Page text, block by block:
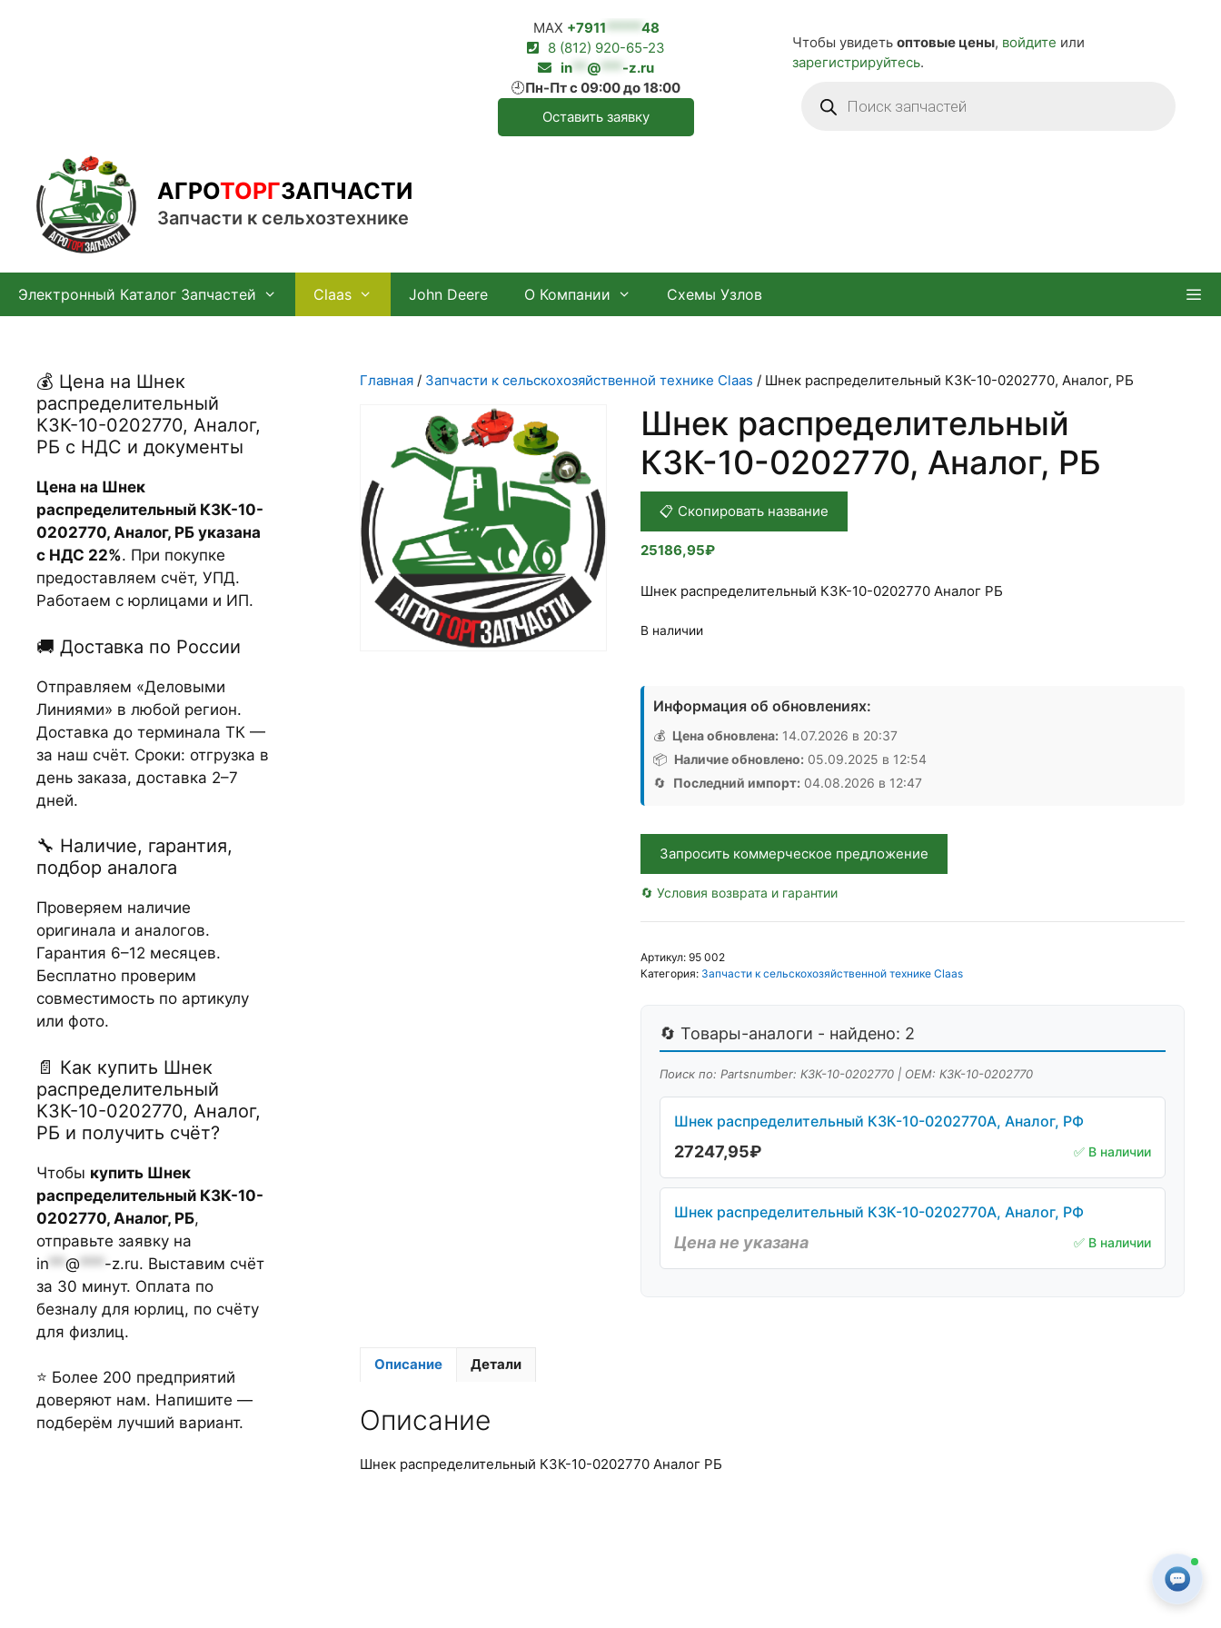
MAX +7911 *****48
8 (812) 920-65-23
in ** @ *** -z.ru
🕘Пн-Пт с 09:00 до 18:00
Оставить заявку
Чтобы увидеть оптовые цены, войдите или
зарегистрируйтесь.
товаров
АГРОТОРГЗАПЧАСТИ
Запчасти к сельхозтехнике
Электронный Каталог Запчастей Claas John Deere О Компании Схемы Узлов
Главная / Запчасти к сельскохозяйственной технике Claas / Шнек распределительный КЗК-10-0202770, Аналог, РБ
Шнек распределительный
КЗК-10-0202770, Аналог, РБ
📋 Скопировать название
25186,95₽
Шнек распределительный КЗК-10-0202770 Аналог РБ
В наличии
товара
Шнек
распределительный
КЗК-10-
0202770,
Аналог,
РБ
Информация об обновлениях:
💰 Цена обновлена: 14.07.2026 в 20:37
📦 Наличие обновлено: 05.09.2025 в 12:54
🔄 Последний импорт: 04.08.2026 в 12:47
Запросить коммерческое предложение
🔄 Условия возврата и гарантии
Артикул: 95 002
Категория: Запчасти к сельскохозяйственной технике Claas
🔄 Товары-аналоги - найдено: 2
Поиск по: Partsnumber: КЗК-10-0202770 | OEM: КЗК-10-0202770
Шнек распределительный КЗК-10-0202770А, Аналог, РФ
27247,95₽ ✅ В наличии
Шнек распределительный КЗК-10-0202770А, Аналог, РФ
Цена не указана ✅ В наличии
Описание Детали
Описание
Шнек распределительный КЗК-10-0202770 Аналог РБ
💰 Цена на Шнек
распределительный
КЗК-10-0202770, Аналог,
РБ с НДС и документы
Цена на Шнек
распределительный КЗК-10-
0202770, Аналог, РБ указана
с НДС 22%. При покупке
предоставляем счёт, УПД.
Работаем с юрлицами и ИП.
🚚 Доставка по России
Отправляем «Деловыми
Линиями» в любой регион.
Доставка до терминала ТК —
за наш счёт. Сроки: отгрузка в
день заказа, доставка 2–7
дней.
🔧 Наличие, гарантия,
подбор аналога
Проверяем наличие
оригинала и аналогов.
Гарантия 6–12 месяцев.
Бесплатно проверим
совместимость по артикулу
или фото.
📄 Как купить Шнек
распределительный
КЗК-10-0202770, Аналог,
РБ и получить счёт?
Чтобы купить Шнек
распределительный КЗК-10-
0202770, Аналог, РБ,
отправьте заявку на
in ** @ *** -z.ru. Выставим счёт
за 30 минут. Оплата по
безналу для юрлиц, по счёту
для физлиц.
⭐ Более 200 предприятий
доверяют нам. Напишите —
подберём лучший вариант.